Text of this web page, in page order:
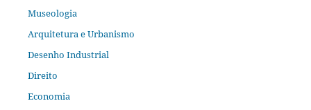
Museologia
Arquitetura e Urbanismo
Desenho Industrial
Direito
Economia